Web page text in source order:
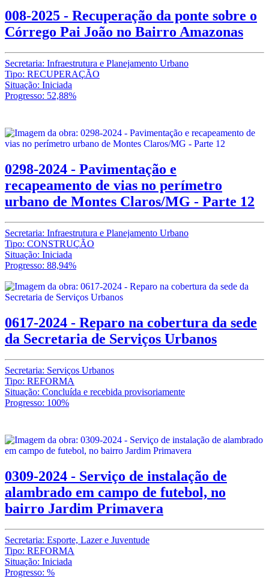
008-2025 - Recuperação da ponte sobre o
Córrego Pai João no Bairro Amazonas
Secretaria: Infraestrutura e Planejamento Urbano
Tipo: RECUPERAÇÃO
Situação: Iniciada
Progresso: 52,88%
0298-2024 - Pavimentação e
recapeamento de vias no perímetro
urbano de Montes Claros/MG - Parte 12
Secretaria: Infraestrutura e Planejamento Urbano
Tipo: CONSTRUÇÃO
Situação: Iniciada
Progresso: 88,94%
0617-2024 - Reparo na cobertura da sede
da Secretaria de Serviços Urbanos
Secretaria: Serviços Urbanos
Tipo: REFORMA
Situação: Concluída e recebida provisoriamente
Progresso: 100%
0309-2024 - Serviço de instalação de
alambrado em campo de futebol, no
bairro Jardim Primavera
Secretaria: Esporte, Lazer e Juventude
Tipo: REFORMA
Situação: Iniciada
Progresso: %